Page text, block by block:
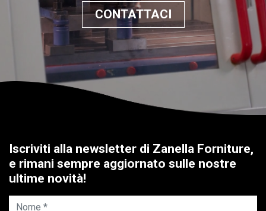
CONTATTACI
Iscriviti alla newsletter di Zanella Forniture,
e rimani sempre aggiornato sulle nostre
ultime novità!
Nome *